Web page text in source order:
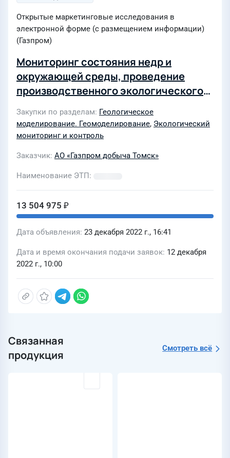
Открытые маркетинговые исследования в
электронной форме (с размещением информации)
(Газпром)
Мониторинг состояния недр и
окружающей среды, проведение
производственного экологического
месторождений Общества в 2023 году
для нужд АО "Газпром добыча Томск"
Закупки по разделам
Геологическое
моделирование. Геомоделирование, Экологический
мониторинг и контроль
Заказчик АО «Газпром добыча Томск»
Наименование ЭТП
13 504 975 ₽
Дата объявления 23 декабря 2022 г., 16:41
Дата и время окончания подачи заявок 12 декабря
2022 г., 10:00
Связанная
продукция
Смотреть всё